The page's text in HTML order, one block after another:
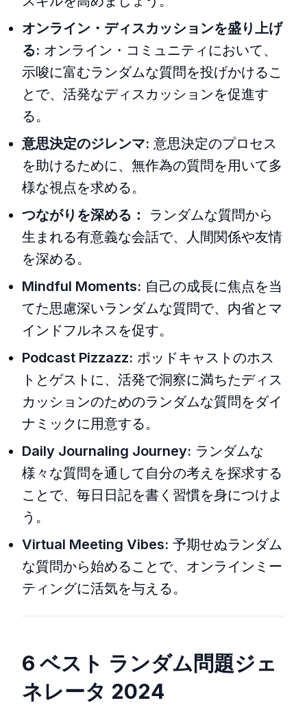
オンライン・ディスカッションを盛り上げ
る: オンライン・コミュニティにおいて、
示唆に富むランダムな質問を投げかけるこ
とで、活発なディスカッションを促進す
る。
意思決定のジレンマ: 意思決定のプロセス
を助けるために、無作為の質問を用いて多
様な視点を求める。
つながりを深める：
ランダムな質問から
生まれる有意義な会話で、人間関係や友情
を深める。
Mindful Moments: 自己の成長に焦点を当
てた思慮深いランダムな質問で、内省とマ
インドフルネスを促す。
Podcast Pizzazz: ポッドキャストのホス
トとゲストに、活発で洞察に満ちたディス
カッションのためのランダムな質問をダイ
ナミックに用意する。
Daily Journaling Journey: ランダムな
様々な質問を通して自分の考えを探求する
ことで、毎日日記を書く習慣を身につけよ
う。
Virtual Meeting Vibes: 予期せぬランダム
な質問から始めることで、オンラインミー
ティングに活気を与える。
6 ベスト ランダム問題ジェ
ネレータ 2024